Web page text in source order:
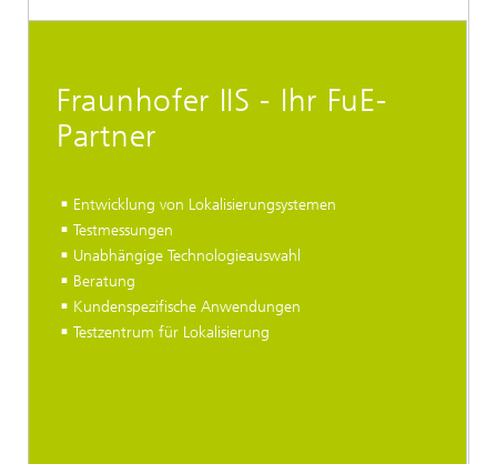
Fraunhofer IIS - Ihr FuE-
Partner
Entwicklung von Lokalisierungsystemen
Testmessungen
Unabhängige Technologieauswahl
Beratung
Kundenspezifische Anwendungen
Testzentrum für Lokalisierung